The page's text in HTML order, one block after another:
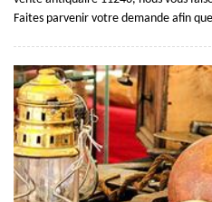
Faites parvenir votre demande afin